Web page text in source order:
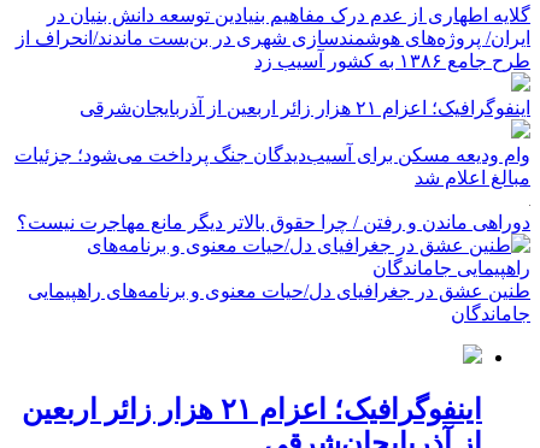
گلایه اطهاری از عدم درک مفاهیم بنیادین توسعه دانش بنیان در
ایران/ پروژه‌های هوشمندسازی شهری در بن‌بست ماندند/انحراف از
طرح جامع ۱۳۸۶ به کشور آسیب زد
اینفوگرافیک؛ اعزام ۲۱ هزار زائر اربعین از آذربایجان‌شرقی
وام ودیعه مسکن برای آسیب‌دیدگان جنگ پرداخت می‌شود؛ جزئیات
مبالغ اعلام شد
دوراهی ماندن و رفتن / چرا حقوق بالاتر دیگر مانع مهاجرت نیست؟
طنین عشق در جغرافیای دل/حیات معنوی و برنامه‌های راهپیمایی
جاماندگان
اینفوگرافیک؛ اعزام ۲۱ هزار زائر اربعین